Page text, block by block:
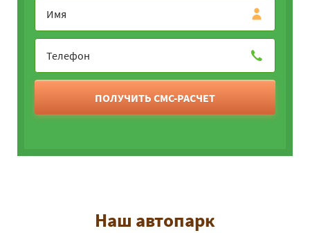
ПОЛУЧИТЬ СМС-РАСЧЕТ
Наш автопарк